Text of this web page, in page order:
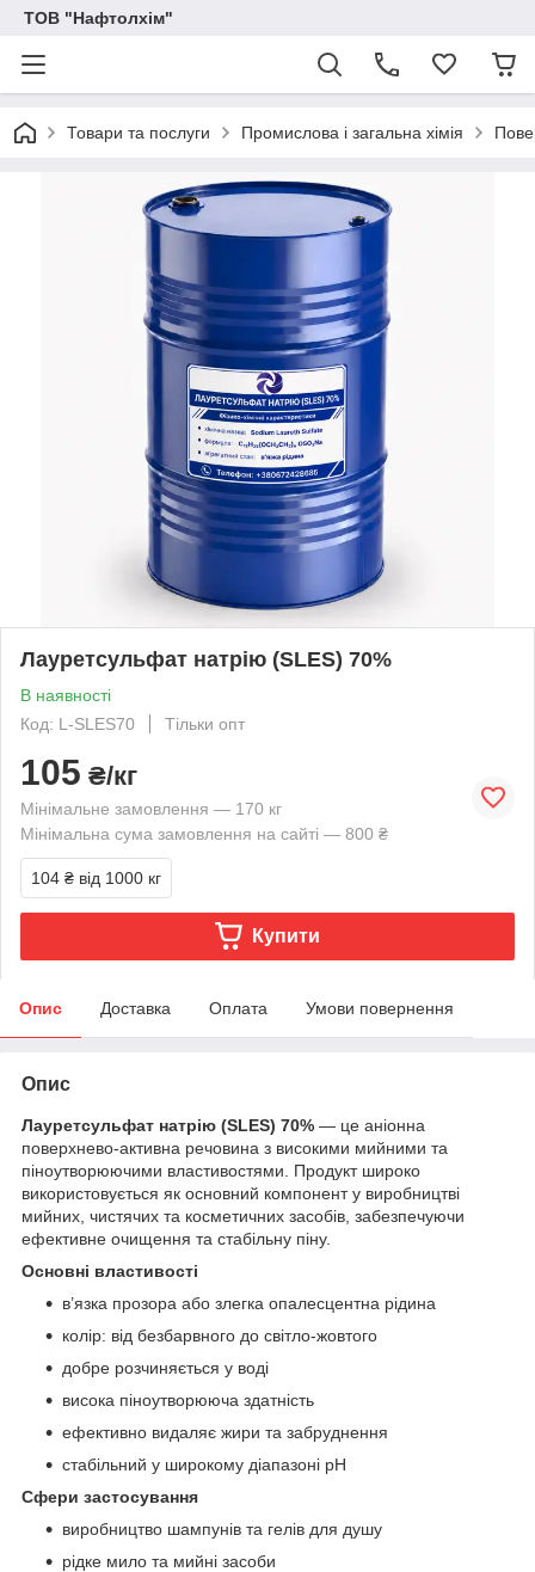
ТОВ "Нафтолхім"
Товари та послуги Промислова і загальна хімія
Лауретсульфат натрію (SLES) 70%
В наявності
Код: L-SLES70
Тільки опт
105 ₴/кг
Мінімальне замовлення — 170 кг
Мінімальна сума замовлення на сайті — 800 ₴
104 ₴ від 1000 кг
Купити
Опис Доставка Оплата Умови повернення
Опис
Лауретсульфат натрію (SLES) 70% — це аніонна
поверхнево-активна речовина з високими мийними та
піноутворюючими властивостями. Продукт широко
використовується як основний компонент у виробництві
мийних, чистячих та косметичних засобів, забезпечуючи
ефективне очищення та стабільну піну.
Основні властивості
в’язка прозора або злегка опалесцентна рідина
колір: від безбарвного до світло-жовтого
добре розчиняється у воді
висока піноутворююча здатність
ефективно видаляє жири та забруднення
стабільний у широкому діапазоні pH
Сфери застосування
виробництво шампунів та гелів для душу
рідке мило та мийні засоби